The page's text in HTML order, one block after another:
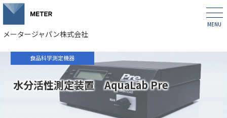
メータージャパン株式会社
食品科学測定機器
水分活性測定装置 AquaLab Pre